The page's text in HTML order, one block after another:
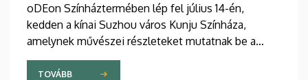
oDEon Színháztermében lép fel július 14-én,
kedden a kínai Suzhou város Kunju Színháza,
amelynek művészei részleteket mutatnak be a
több mint 600 éves Kun opera legszebb darabjából.
Az előadás a Debreceni Egyetem (DE)
TOVÁBB